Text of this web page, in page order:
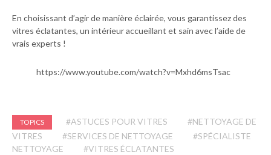
En choisissant d’agir de manière éclairée, vous garantissez des
vitres éclatantes, un intérieur accueillant et sain avec l’aide de
vrais experts !
https://www.youtube.com/watch?v=Mxhd6msTsac
TOPICS #ASTUCES POUR VITRES
#NETTOYAGE DE
VITRES
#SERVICES DE NETTOYAGE
#SPÉCIALISTE
NETTOYAGE
#VITRES ÉCLATANTES